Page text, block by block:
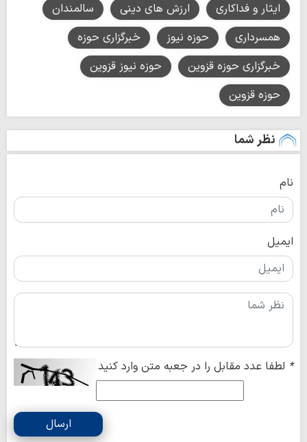
ایثار و فداکاری
ارزش های دینی
سالمندان
همسرداری
حوزه نیوز
خبرگزاری حوزه
خبرگزاری حوزه قزوین
حوزه نیوز قزوین
حوزه قزوین
نظر شما
نام
ایمیل
* لطفا عدد مقابل را در جعبه متن وارد کنید
ارسال